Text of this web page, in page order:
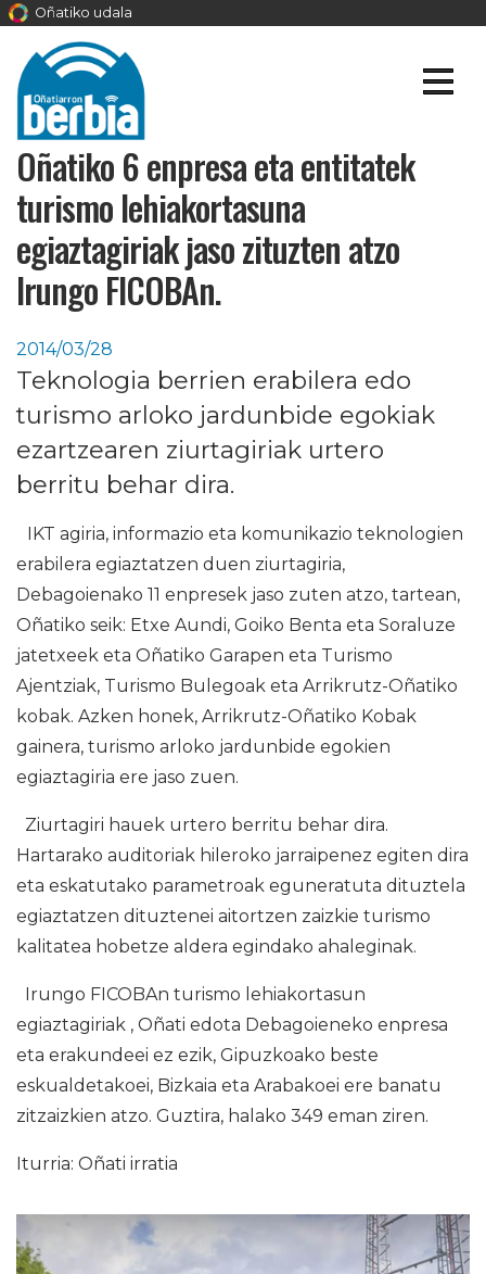
Oñatiko udala
Oñatiko 6 enpresa eta entitatek
turismo lehiakortasuna
egiaztagiriak jaso zituzten atzo
Irungo FICOBAn.
2014/03/28
Teknologia berrien erabilera edo
turismo arloko jardunbide egokiak
ezartzearen ziurtagiriak urtero
berritu behar dira.
IKT agiria, informazio eta komunikazio teknologien
erabilera egiaztatzen duen ziurtagiria,
Debagoienako 11 enpresek jaso zuten atzo, tartean,
Oñatiko seik: Etxe Aundi, Goiko Benta eta Soraluze
jatetxeek eta Oñatiko Garapen eta Turismo
Ajentziak, Turismo Bulegoak eta Arrikrutz-Oñatiko
kobak. Azken honek, Arrikrutz-Oñatiko Kobak
gainera, turismo arloko jardunbide egokien
egiaztagiria ere jaso zuen.
Ziurtagiri hauek urtero berritu behar dira.
Hartarako auditoriak hileroko jarraipenez egiten dira
eta eskatutako parametroak eguneratuta dituztela
egiaztatzen dituztenei aitortzen zaizkie turismo
kalitatea hobetze aldera egindako ahaleginak.
Irungo FICOBAn turismo lehiakortasun
egiaztagiriak , Oñati edota Debagoieneko enpresa
eta erakundeei ez ezik, Gipuzkoako beste
eskualdetakoei, Bizkaia eta Arabakoei ere banatu
zitzaizkien atzo. Guztira, halako 349 eman ziren.
Iturria: Oñati irratia